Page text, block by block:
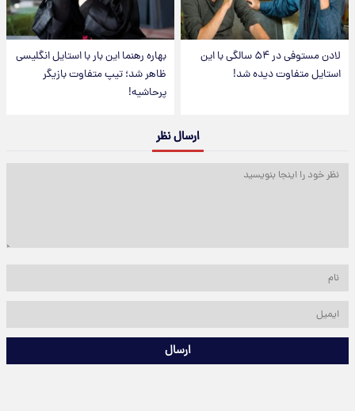
لادن مستوفی در ۵۴ سالگی با این
استایل متفاوت دیده شد!
بهاره رهنما این بار با استایل انگلیسی
ظاهر شد؛ تیپ متفاوت بازیگر
پرحاشیه!
ارسال نظر
ارسال